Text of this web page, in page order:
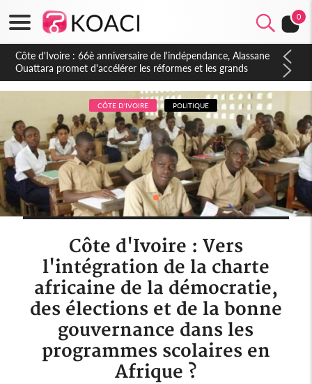
0
Côte d'Ivoire : À Abidjan, Amadou Oury Bah admire le modèle
ivoirien et veut s'en inspirer pour accélérer le développement
de la Guinée
CÔTE D'IVOIRE POLITIQUE
Côte d'Ivoire : Vers
l'intégration de la charte
africaine de la démocratie,
des élections et de la bonne
gouvernance dans les
programmes scolaires en
Afrique ?